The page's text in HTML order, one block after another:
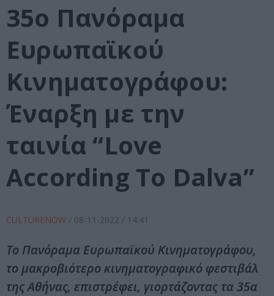
35ο Πανόραμα
Ευρωπαϊκού
Κινηματογράφου:
Έναρξη με την
ταινία “Love
According To Dalva”
CULTURENOW / 08-11-2022 / 14:41
Το Πανόραμα Ευρωπαϊκού Κινηματογράφου,
το μακροβιότερο κινηματογραφικό φεστιβάλ
της Αθήνας, επιστρέφει, γιορτάζοντας τα 35α